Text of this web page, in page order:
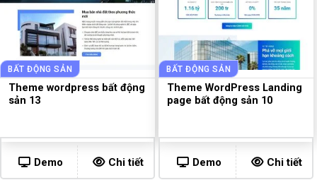
BẤT ĐỘNG SẢN
Theme wordpress bất động
sản 13
Demo Chi tiết
BẤT ĐỘNG SẢN
Theme WordPress Landing
page bất động sản 10
Demo Chi tiết